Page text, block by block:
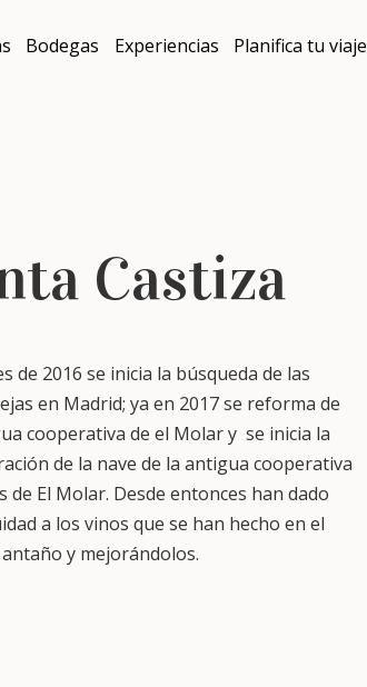
Bodegas Experiencias Planifica tu viaje
Castiza
de 2016 se inicia la búsqueda de las
en Madrid; ya en 2017 se reforma de
cooperativa de el Molar y se inicia la
de la nave de la antigua cooperativa
de El Molar. Desde entonces han dado
a los vinos que se han hecho en el
y mejorándolos.